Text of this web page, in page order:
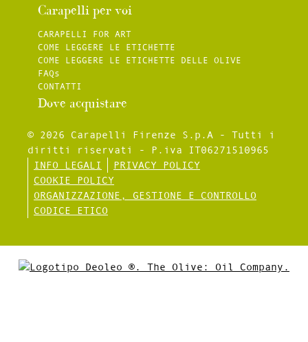
Carapelli per voi
CARAPELLI FOR ART
COME LEGGERE LE ETICHETTE
COME LEGGERE LE ETICHETTE DELLE OLIVE
FAQs
CONTATTI
Dove acquistare
© 2026 Carapelli Firenze S.p.A - Tutti i
diritti riservati - P.iva IT06271510965
INFO LEGALI
PRIVACY POLICY
COOKIE POLICY
ORGANIZZAZIONE, GESTIONE E CONTROLLO
CODICE ETICO